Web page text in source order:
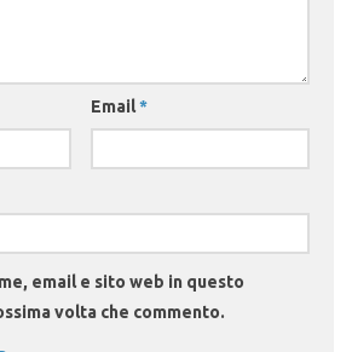
Email*
email e sito web in questo
volta che commento.